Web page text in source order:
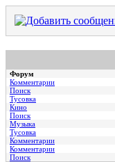
Форум
Комментарии
Поиск
Тусовка
Кино
Поиск
Музыка
Тусовка
Комментарии
Комментарии
Поиск